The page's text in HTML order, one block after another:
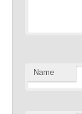
Name